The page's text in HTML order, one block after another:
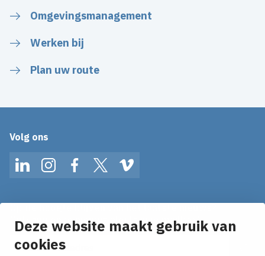
Deze website maakt gebruik van
cookies
Omgevingsmanagement
Werken bij
Plan uw route
Volg ons
LinkedInInstagramFacebookTwitterVimeo
Ontvang onze nieuws alerts in je mailbox!
E-mailadres